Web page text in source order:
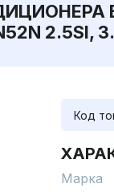
2.5SI,
Код
Марка